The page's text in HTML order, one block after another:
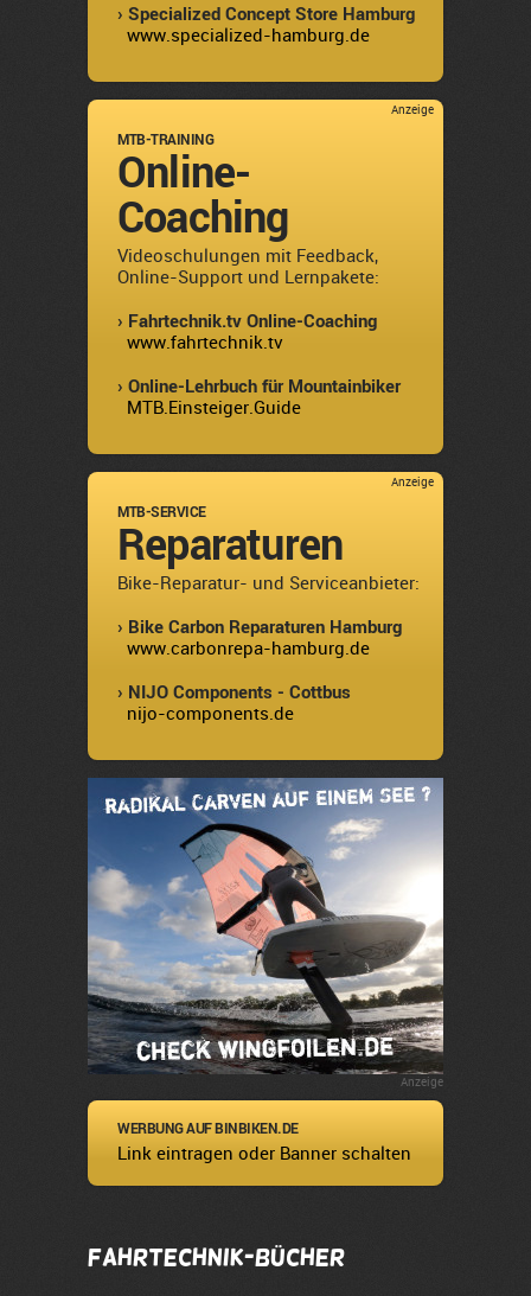
› Specialized Concept Store Hamburg
www.specialized-hamburg.de
Anzeige
MTB-TRAINING
Online-
Coaching
Videoschulungen mit Feedback,
Online-Support und Lernpakete:
› Fahrtechnik.tv Online-Coaching
www.fahrtechnik.tv
› Online-Lehrbuch für Mountainbiker
MTB.Einsteiger.Guide
Anzeige
MTB-SERVICE
Reparaturen
Bike-Reparatur- und Serviceanbieter:
› Bike Carbon Reparaturen Hamburg
www.carbonrepa-hamburg.de
› NIJO Components - Cottbus
nijo-components.de
Anzeige
WERBUNG AUF BINBIKEN.DE
Link eintragen oder Banner schalten
Fahrtechnik-Bücher